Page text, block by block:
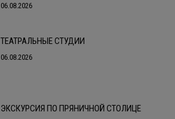
06.08.2026
ТЕАТРАЛЬНЫЕ СТУДИИ
06.08.2026
ЭКСКУРСИЯ ПО ПРЯНИЧНОЙ СТОЛИЦЕ